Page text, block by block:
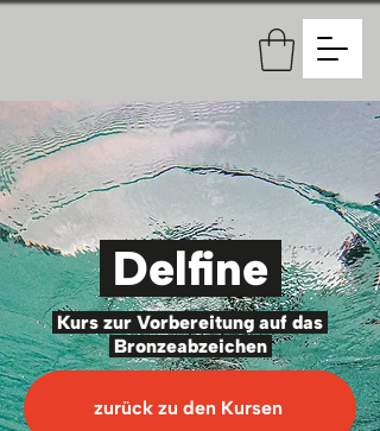
Delfine
Kurs zur Vorbereitung auf das
Bronzeabzeichen
zurück zu den Kursen